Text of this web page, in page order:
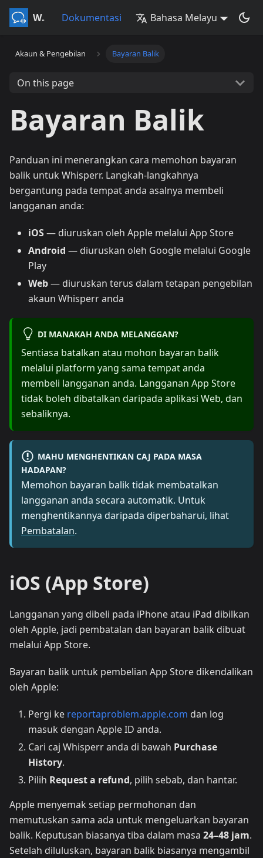
Whisperr Dokumentasi Bahasa Melayu
Akaun & Pengebilan Bayaran Balik
On this page
Bayaran Balik
Panduan ini menerangkan cara memohon bayaran
balik untuk Whisperr. Langkah-langkahnya
bergantung pada tempat anda asalnya membeli
langganan anda:
iOS— diuruskan oleh Apple melalui App Store
Android — diuruskan oleh Google melalui Google
Play
Web— diuruskan terus dalam tetapan pengebilan
akaun Whisperr anda
DI MANAKAH ANDA MELANGGAN?
Sentiasa batalkan atau mohon bayaran balik
melalui platform yang sama tempat anda
membeli langganan anda. Langganan App Store
tidak boleh dibatalkan daripada aplikasi Web, dan
sebaliknya.
MAHU MENGHENTIKAN CAJ PADA MASA
HADAPAN?
Memohon bayaran balik tidak membatalkan
langganan anda secara automatik. Untuk
menghentikannya daripada diperbaharui, lihat
Pembatalan.
iOS (App Store)
Langganan yang dibeli pada iPhone atau iPad dibilkan
oleh Apple, jadi pembatalan dan bayaran balik dibuat
melalui App Store.
Bayaran balik untuk pembelian App Store dikendalikan
oleh Apple:
Pergi ke reportaproblem.apple.com dan log
masuk dengan Apple ID anda.
Cari caj Whisperr anda di bawah Purchase
History.
Pilih Request a refund, pilih sebab, dan hantar.
Apple menyemak setiap permohonan dan
memutuskan sama ada untuk mengeluarkan bayaran
balik. Keputusan biasanya tiba dalam masa 24–48 jam.
Setelah diluluskan, bayaran balik biasanya mengambil